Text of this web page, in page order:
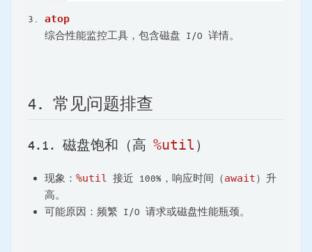
atop
综合性能监控工具，包含磁盘 I/O 详情。
4. 常见问题排查
4.1. 磁盘饱和（高 %util ）
现象： %util 接近 100%，响应时间（await）升
高。
可能原因：频繁 I/O 请求或磁盘性能瓶颈。